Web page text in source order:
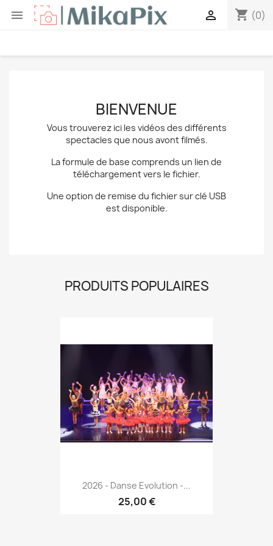
 shopping_cart (0)

BIENVENUE
Vous trouverez ici les vidéos des différents
spectacles que nous avont filmés.
La formule de base comprends un lien de
téléchargement vers le fichier.
Une option de remise du fichier sur clé USB
est disponible.
PRODUITS POPULAIRES
2026 - Danse Evolution -...
25,00 €